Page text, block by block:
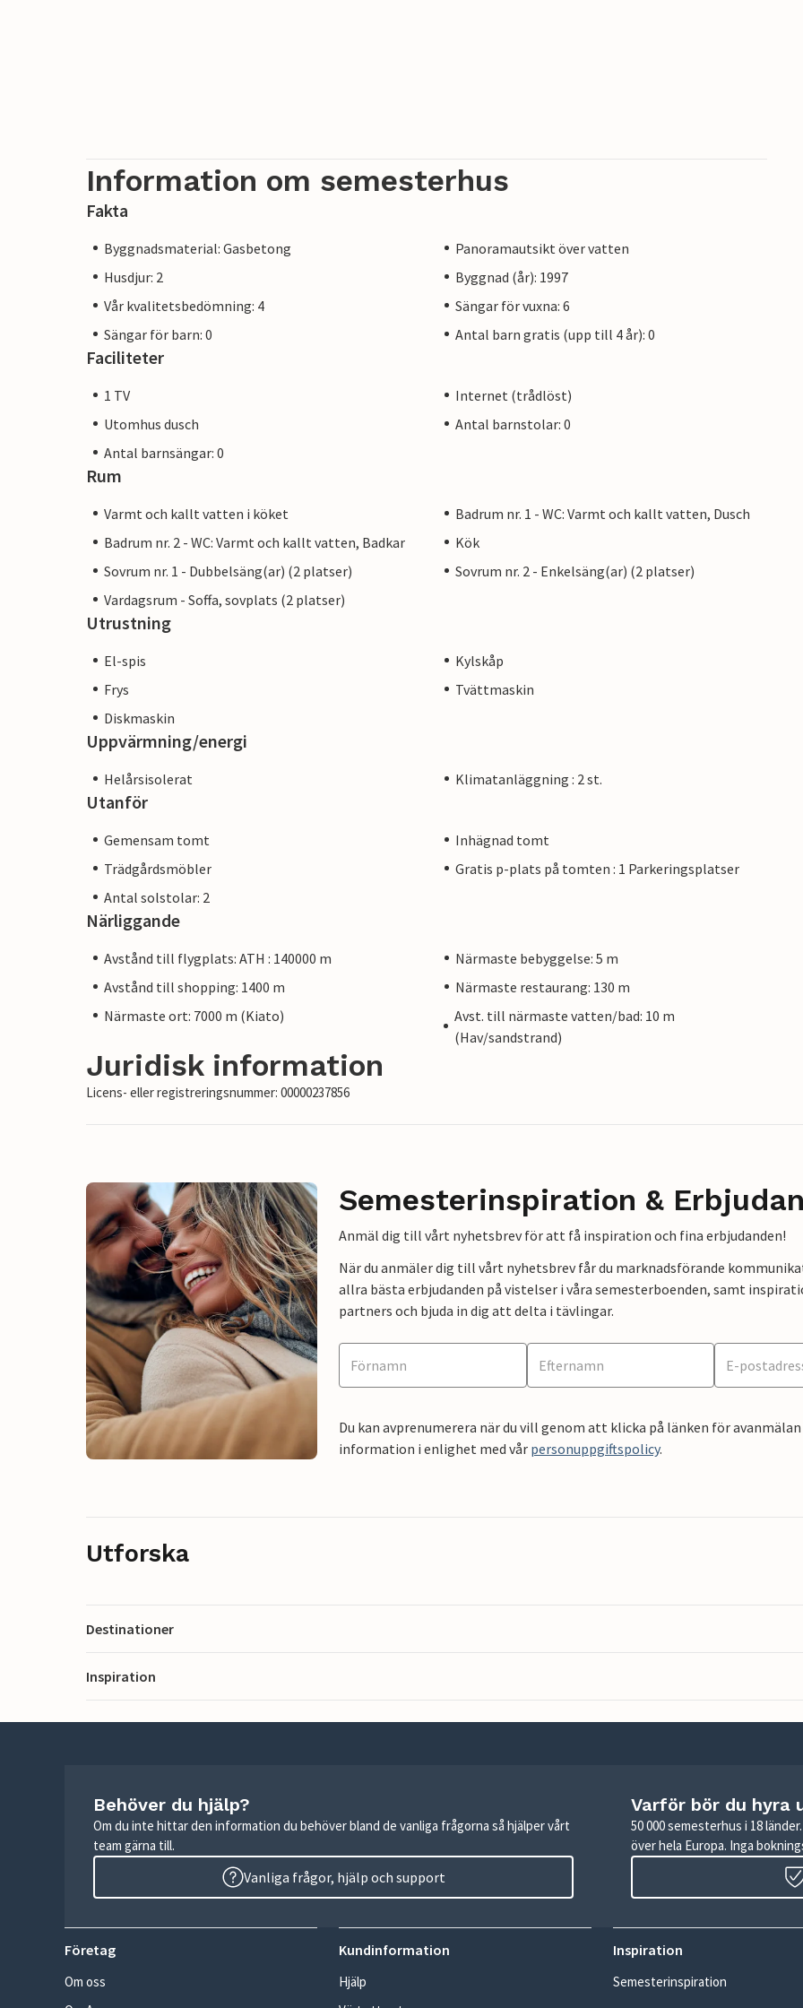
Information om semesterhus
Fakta
Byggnadsmaterial: Gasbetong
Panoramautsikt över vatten
Husdjur: 2
Byggnad (år): 1997
Vår kvalitetsbedömning: 4
Sängar för vuxna: 6
Sängar för barn: 0
Antal barn gratis (upp till 4 år): 0
Faciliteter
1 TV
Internet (trådlöst)
Utomhus dusch
Antal barnstolar: 0
Antal barnsängar: 0
Rum
Varmt och kallt vatten i köket
Badrum nr. 1 - WC: Varmt och kallt vatten, Dusch
Badrum nr. 2 - WC: Varmt och kallt vatten, Badkar
Kök
Sovrum nr. 1 - Dubbelsäng(ar) (2 platser)
Sovrum nr. 2 - Enkelsäng(ar) (2 platser)
Vardagsrum - Soffa, sovplats (2 platser)
Utrustning
El-spis
Kylskåp
Frys
Tvättmaskin
Diskmaskin
Uppvärmning/energi
Helårsisolerat Klimatanläggning : 2 st.
Utanför
Gemensam tomt
Inhägnad tomt
Trädgårdsmöbler
Gratis p-plats på tomten : 1 Parkeringsplatser
Antal solstolar: 2
Närliggande
Avstånd till flygplats: ATH : 140000 m
Närmaste bebyggelse: 5 m
Avstånd till shopping: 1400 m
Närmaste restaurang: 130 m
Närmaste ort: 7000 m (Kiato)
Avst. till närmaste vatten/bad: 10 m
(Hav/sandstrand)
Juridisk information
Licens- eller registreringsnummer: 00000237856
Semesterinspiration &
Anmäl dig till vårt nyhetsbrev för att få inspiration och fina erbjudanden!
När du anmäler dig till vårt nyhetsbrev får du marknadsförande
allra bästa erbjudanden på vistelser i våra semesterboenden, samt
partners och bjuda in dig att delta i tävlingar.
Du kan avprenumerera när du vill genom att klicka på länken för
information i enlighet med vår personuppgiftspolicy.
Utforska
Destinationer
Inspiration
Behöver du hjälp?
Om du inte hittar den information du behöver bland de vanliga frågorna så hjälper vårt
team gärna till.
Vanliga frågor, hjälp och support
Varför bör du hyra
50 000 semesterhus i 18
över hela Europa. Inga
Företag
Om oss
Kundinformation
Hjälp
Inspiration
Semesterinspiration